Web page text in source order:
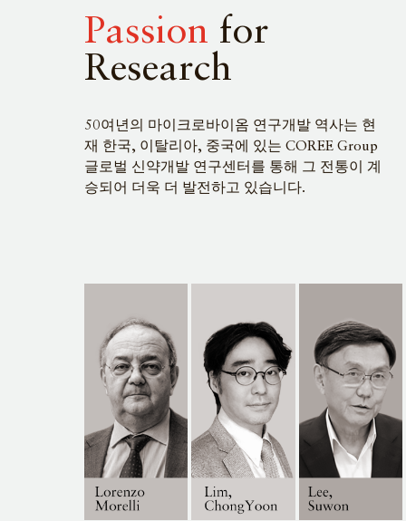
Passion for
Research
50여년의 마이크로바이옴 연구개발 역사는 현
재 한국, 이탈리아, 중국에 있는 COREE Group
글로벌 신약개발 연구센터를 통해 그 전통이 계
승되어 더욱 더 발전하고 있습니다.